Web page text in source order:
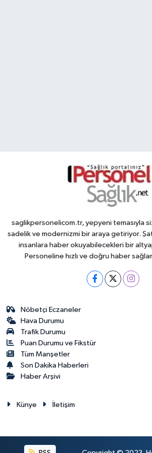
saglikpersonelicom.tr, yepyeni temasıyla
sadelik ve modernizmi bir araya getiriyor.
insanlara haber okuyabilecekleri bir
Personeline hızlı ve doğru haber
Nöbetçi Eczaneler
Hava Durumu
Trafik Durumu
Puan Durumu ve Fikstür
Tüm Manşetler
Son Dakika Haberleri
Haber Arşivi
Künye İletişim